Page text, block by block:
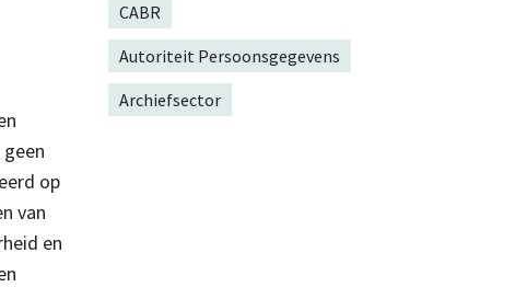
CABR
Autoriteit Persoonsgegevens
Archiefsector
op
van
en